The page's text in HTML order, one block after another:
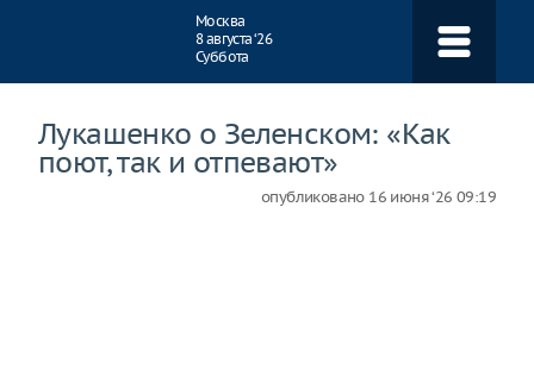
Москва
8 августа ‘26
Суббота
Лукашенко о Зеленском: «Как
поют, так и отпевают»
опубликовано 16 июня ‘26 09:19